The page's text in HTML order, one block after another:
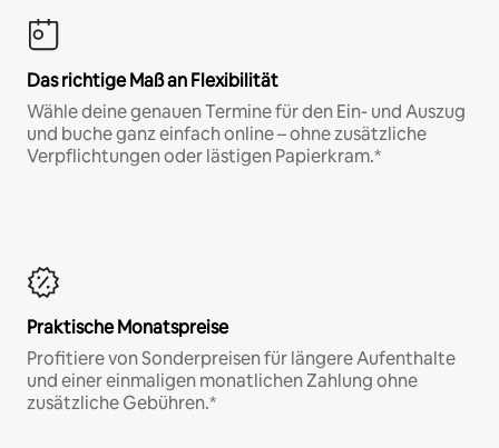
Das richtige Maß an Flexibilität
Wähle deine genauen Termine für den Ein- und Auszug
und buche ganz einfach online – ohne zusätzliche
Verpflichtungen oder lästigen Papierkram.*
Praktische Monatspreise
Profitiere von Sonderpreisen für längere Aufenthalte
und einer einmaligen monatlichen Zahlung ohne
zusätzliche Gebühren.*